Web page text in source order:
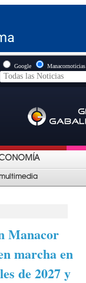
Google Manacornoticias
Manacor
marcha en
de 2027 y